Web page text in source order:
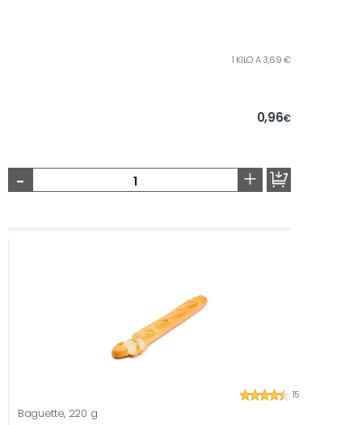
1 KILO A 3,69 €
0,96€
- +
15
Baguette, 220 g